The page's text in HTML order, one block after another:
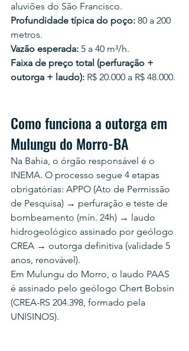
aluviões do São Francisco.
Profundidade típica do poço: 80 a 200
metros.
Vazão esperada: 5 a 40 m³/h.
Faixa de preço total (perfuração +
outorga + laudo): R$ 20.000 a R$ 48.000.
Como funciona a outorga em
Mulungu do Morro-BA
Na Bahia, o órgão responsável é o
INEMA. O processo segue 4 etapas
obrigatórias: APPO (Ato de Permissão
de Pesquisa) → perfuração e teste de
bombeamento (mín. 24h) → laudo
hidrogeológico assinado por geólogo
CREA → outorga definitiva (validade 5
anos, renovável).
Em Mulungu do Morro, o laudo PAAS
é assinado pelo geólogo Chert Bobsin
(CREA-RS 204.398, formado pela
UNISINOS).